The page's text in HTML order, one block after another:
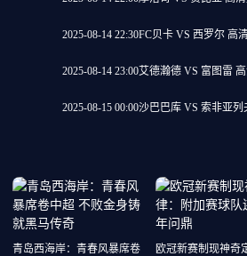
2025-08-14 22:30FC贝卡 VS 西罗尔 高
2025-08-14 23:00艾德瀚德 VS 富图雷
2025-08-15 00:00沙巴巴库 VS 索非亚
青岛西海岸：青春风暴席卷
欧冠新赛制现神奇